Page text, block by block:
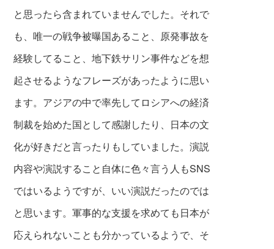
と思ったら含まれていませんでした。それで
も、唯一の戦争被曝国あること、原発事故を
経験してること、地下鉄サリン事件などを想
起させるようなフレーズがあったように思い
ます。アジアの中で率先してロシアへの経済
制裁を始めた国として感謝したり、日本の文
化が好きだと言ったりもしていました。演説
内容や演説すること自体に色々言う人もSNS
ではいるようですが、いい演説だったのでは
と思います。軍事的な支援を求めても日本が
応えられないことも分かっているようで、そ